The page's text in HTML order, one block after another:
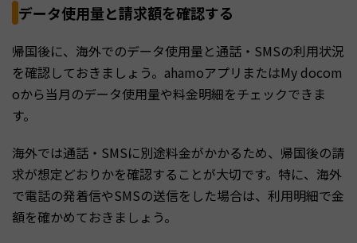
データ使用量と請求額を確認する
帰国後に、海外でのデータ使用量と通話・SMSの利用状況
を確認しておきましょう。ahamoアプリまたはMy docom
oから当月のデータ使用量や料金明細をチェックできま
す。
海外では通話・SMSに別途料金がかかるため、帰国後の請
求が想定どおりかを確認することが大切です。特に、海外
で電話の発着信やSMSの送信をした場合は、利用明細で金
額を確かめておきましょう。